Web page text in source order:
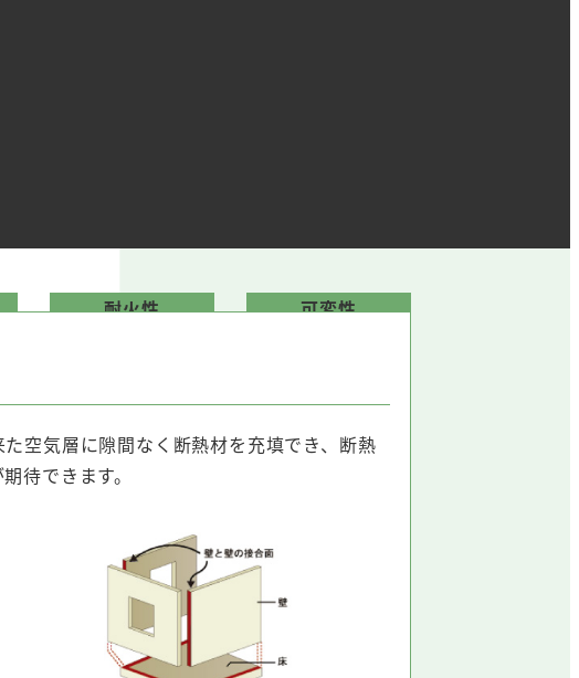
耐火性 可変性
空気層に隙間なく断熱材を充填でき、断熱
待できます。